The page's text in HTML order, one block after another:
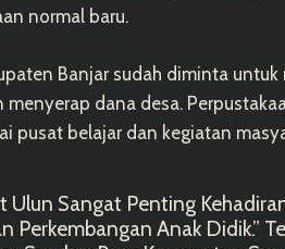
normal baru.
Banjar sudah diminta untuk
dana desa.
pusat belajar dan kegiatan
Ulun Sangat Penting
Perkembangan Anak Didik.”